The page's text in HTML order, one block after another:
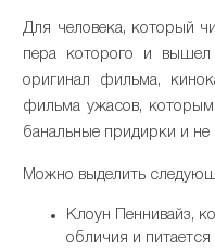
Для человека, который
пера которого и
оригинал фильма,
фильма ужасов,
банальные придирки и не
Можно выделить
Клоун Пеннивайз,
обличия и